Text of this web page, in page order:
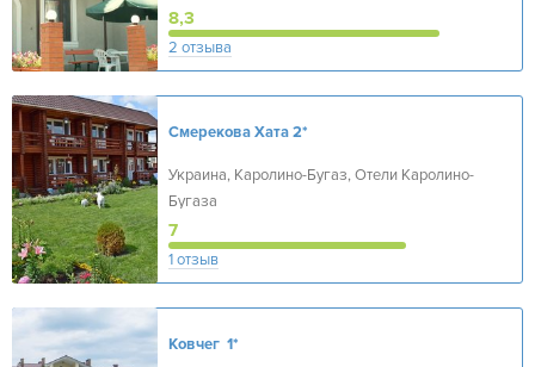
8,3
2 отзыва
Смерекова Хата2*
Украина, Каролино-Бугаз, Отели Каролино-
Бугаза
7
1 отзыв
Ковчег 1*